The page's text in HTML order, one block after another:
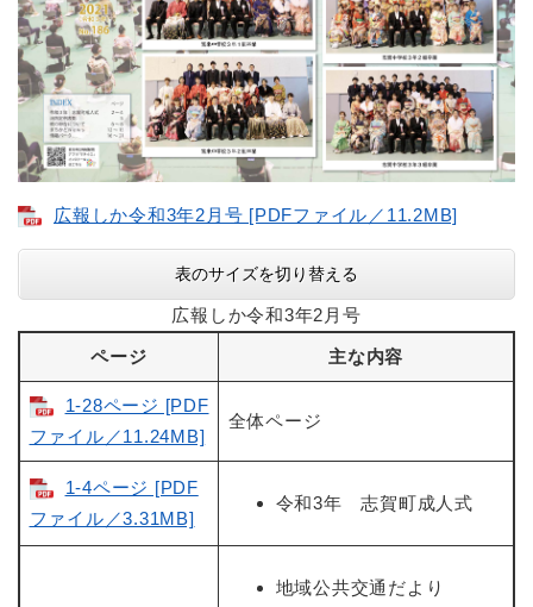
広報しか令和3年2月号 [PDFファイル／11.2MB]
表のサイズを切り替える
広報しか令和3年2月号
ページ 主な内容
1-28ページ [PDF
ファイル／11.24MB]
全体ページ
1-4ページ [PDF
ファイル／3.31MB]
令和3年 志賀町成人式
地域公共交通だより